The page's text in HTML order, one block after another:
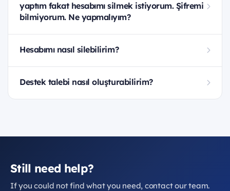
yaptım fakat hesabımı silmek istiyorum. Şifremi
bilmiyorum. Ne yapmalıyım?
Hesabımı nasıl silebilirim?
Destek talebi nasıl oluşturabilirim?
Still need help?
If you could not find what you need, contact our team.